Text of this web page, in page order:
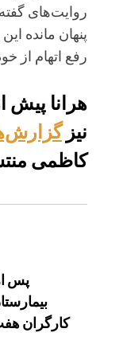
روایت‌های
پنهان مانده
رفع اتهام از
هرانا پیش‌
نیز
کاظمی
کارگران